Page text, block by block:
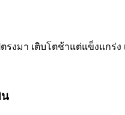
รงมา เติบโตช้าแต่แข็งแกร่
น